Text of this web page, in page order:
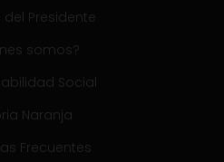
del Presidente
somos?
Social
Naranja
Frecuentes